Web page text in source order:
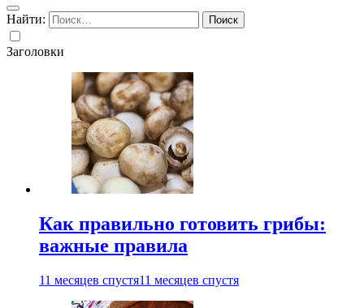
Найти:
Заголовки
Как правильно готовить грибы:
важные правила
11 месяцев спустя11 месяцев спустя